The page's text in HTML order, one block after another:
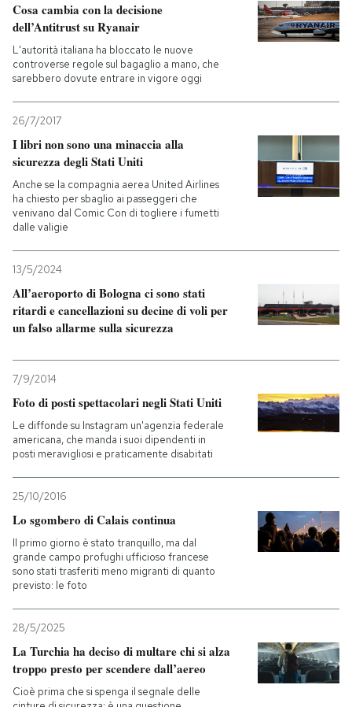
Cosa cambia con la decisione
dell’Antitrust su Ryanair
L'autorità italiana ha bloccato le nuove
controverse regole sul bagaglio a mano, che
sarebbero dovute entrare in vigore oggi
26/7/2017
I libri non sono una minaccia alla
sicurezza degli Stati Uniti
Anche se la compagnia aerea United Airlines
ha chiesto per sbaglio ai passeggeri che
venivano dal Comic Con di togliere i fumetti
dalle valigie
13/5/2024
All’aeroporto di Bologna ci sono stati
ritardi e cancellazioni su decine di voli per
un falso allarme sulla sicurezza
7/9/2014
Foto di posti spettacolari negli Stati Uniti
Le diffonde su Instagram un'agenzia federale
americana, che manda i suoi dipendenti in
posti meravigliosi e praticamente disabitati
25/10/2016
Lo sgombero di Calais continua
Il primo giorno è stato tranquillo, ma dal
grande campo profughi ufficioso francese
sono stati trasferiti meno migranti di quanto
previsto: le foto
28/5/2025
La Turchia ha deciso di multare chi si alza
troppo presto per scendere dall’aereo
Cioè prima che si spenga il segnale delle